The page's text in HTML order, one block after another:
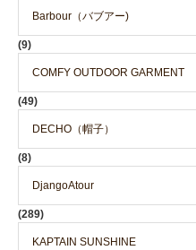
Barbour（バブアー)
(9)
COMFY OUTDOOR GARMENT
(49)
DECHO（帽子）
(8)
DjangoAtour
(289)
KAPTAIN SUNSHINE